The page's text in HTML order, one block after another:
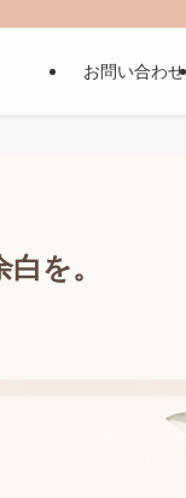
お問い合わせ
を。